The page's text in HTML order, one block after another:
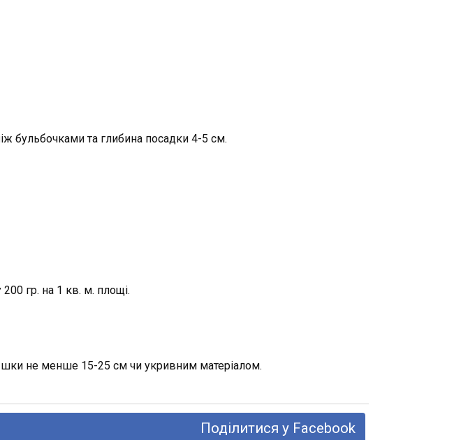
бульбочками та глибина посадки 4-5 см.
гр. на 1 кв. м. площі.
не менше 15-25 см чи укривним матеріалом.
Поділитися у Facebook